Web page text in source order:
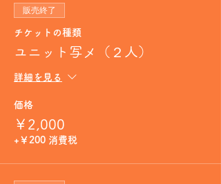
販売終了
チケットの種類
ユニット写メ（２人）
詳細を見る
価格
￥2,000
+￥200 消費税